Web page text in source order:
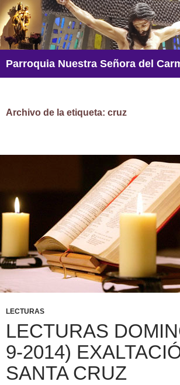
Saltar
al
contenido
Archivo de la etiqueta: cruz
LECTURAS
LECTURAS
9-2014)
SANTA CRUZ